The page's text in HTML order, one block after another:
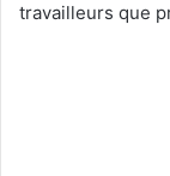
travailleurs que